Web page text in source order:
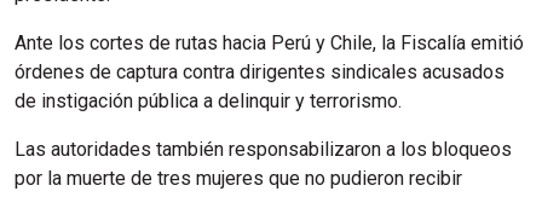
Ante los cortes de rutas hacia Perú y Chile, la Fiscalía emitió
órdenes de captura contra dirigentes sindicales acusados
de instigación pública a delinquir y terrorismo.
Las autoridades también responsabilizaron a los bloqueos
por la muerte de tres mujeres que no pudieron recibir